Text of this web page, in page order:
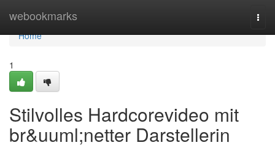
webookmarks
Home
Home
1
Stilvolles Hardcorevideo mit
br&uuml;netter Darstellerin